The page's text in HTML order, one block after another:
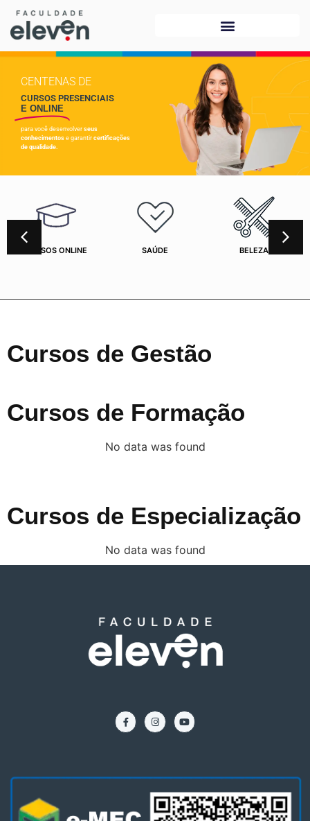
CENTENAS DE
CURSOS PRESENCIAIS
E ONLINE
para você desenvolver seus
conhecimentos e garantir certificações
de qualidade.
CURSOS ONLINE SAÚDE BELEZA
Cursos de Gestão
Cursos de Formação
No data was found
Cursos de Especialização
No data was found